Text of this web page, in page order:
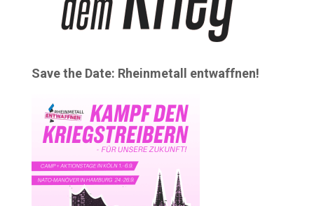
Save the Date: Rheinmetall entwaffnen!